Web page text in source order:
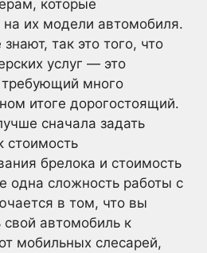
которые
на их модели автомобиля.
так это того, что
услуг — это
много
итоге дорогостоящий.
сначала задать
стоимость
брелока и стоимость
одна сложность работы с
в том, что вы
автомобиль к
мобильных слесарей,